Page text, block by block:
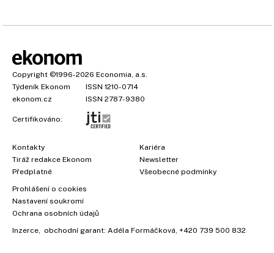
Copyright ©1996-2026 Economia, a.s.
Týdeník Ekonom
ISSN 1210-0714
ekonom.cz
ISSN 2787-9380
Certifikováno:
Kontakty
Tiráž redakce Ekonom
Předplatné
Kariéra
Newsletter
Všeobecné podmínky
Prohlášení o cookies
Nastavení soukromí
Ochrana osobních údajů
Inzerce , obchodní garant: Adéla Formáčková +420 739 500 832